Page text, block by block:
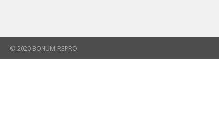
© 2020 BONUM-REPRO